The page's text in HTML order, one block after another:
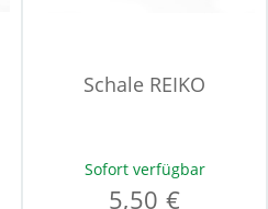
Schale REIKO
Sofort verfügbar
5,50 €